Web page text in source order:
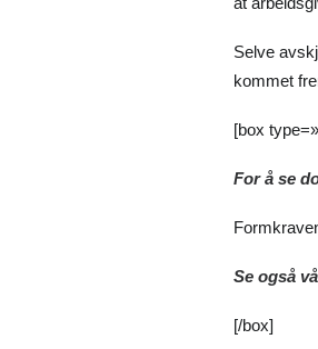
Selve
kommet
[box
For å se
Se også
[/box]